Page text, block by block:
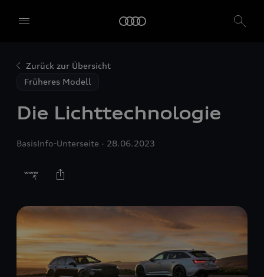
Früheres Modell
Die Lichttechnologie
Zurück zur Übersicht
BasisInfo-Unterseite 28.06.2023